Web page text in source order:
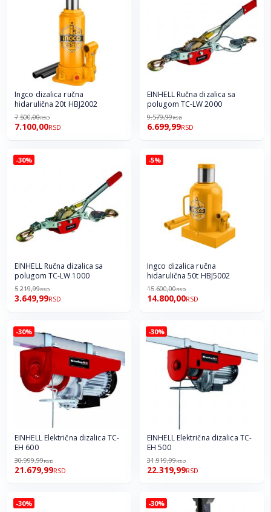
Ingco dizalica ručna
hidarulična 20t HBJ2002
7.500,00RSD
7.100,00RSD
EINHELL Ručna dizalica sa
polugom TC-LW 2000
9.579,99RSD
6.699,99RSD
-30%
EINHELL Ručna dizalica sa
polugom TC-LW 1000
5.219,99RSD
3.649,99RSD
-5%
Ingco dizalica ručna
hidarulična 50t HBJ5002
15.600,00RSD
14.800,00RSD
-30%
EINHELL Električna dizalica TC-
EH 600
30.999,99RSD
21.679,99RSD
-30%
EINHELL Električna dizalica TC-
EH 500
31.919,99RSD
22.319,99RSD
-30% -30%